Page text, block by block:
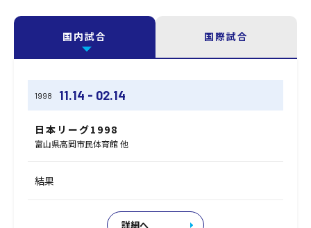
国内試合 国際試合
11.14 - 02.14
1998
日本リーグ1998
富山県高岡市民体育館 他
結果
詳細へ